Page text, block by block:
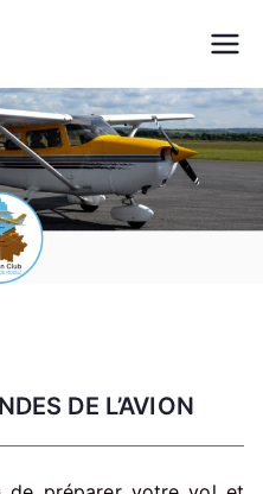
|
de
DE L’AVION